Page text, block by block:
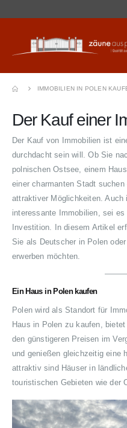
IMMOBILIEN IN POLEN
Der Kauf einer
Der Kauf von Immobilien ist
durchdacht sein will. Ob Sie
polnischen Ostsee, einem
einer charmanten Stadt
attraktiver Möglichkeiten.
interessante Immobilien, sei
Investition. In diesem Artikel
Sie als Deutscher in Polen
erwerben möchten.
Ein Haus in Polen kaufen
Polen wird als Standort für
Haus in Polen zu kaufen,
den günstigeren Preisen im
und genießen gleichzeitig eine
attraktiv sind Häuser in
touristischen Gebieten wie der